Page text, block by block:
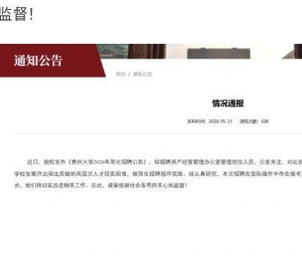
督！